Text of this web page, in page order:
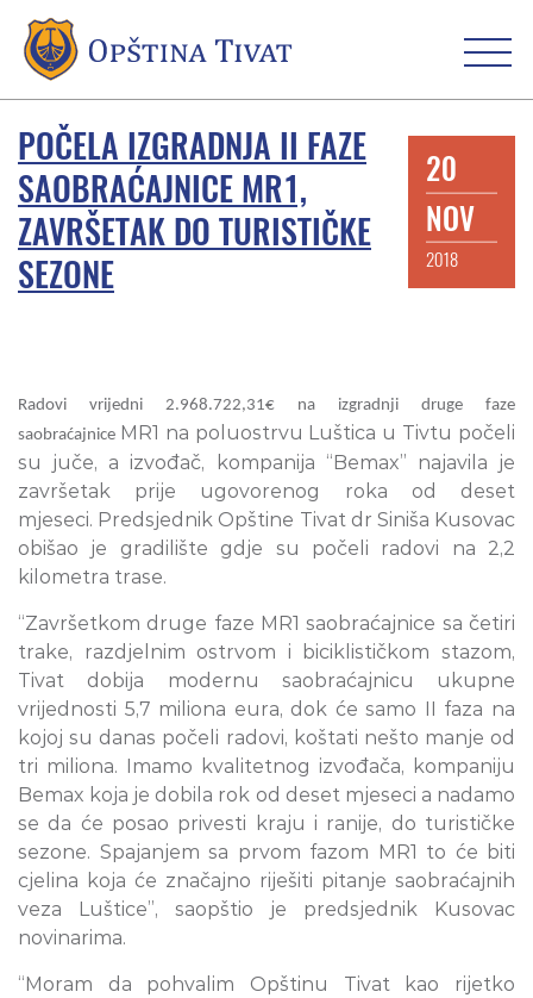
POČELA IZGRADNJA II FAZE
SAOBRAĆAJNICE MR1,
ZAVRŠETAK DO TURISTIČKE
SEZONE
20
NOV
2018
Radovi vrijedni 2.968.722,31€ na izgradnji druge faze
saobraćajnice MR1 na poluostrvu Luštica u Tivtu počeli
su juče, a izvođač, kompanija “Bemax” najavila je
završetak prije ugovorenog roka od deset
mjeseci. Predsjednik Opštine Tivat dr Siniša Kusovac
obišao je gradilište gdje su počeli radovi na 2,2
kilometra trase.
“Završetkom druge faze MR1 saobraćajnice sa četiri
trake, razdjelnim ostrvom i biciklističkom stazom,
Tivat dobija modernu saobraćajnicu ukupne
vrijednosti 5,7 miliona eura, dok će samo II faza na
kojoj su danas počeli radovi, koštati nešto manje od
tri miliona. Imamo kvalitetnog izvođača, kompaniju
Bemax koja je dobila rok od deset mjeseci a nadamo
se da će posao privesti kraju i ranije, do turističke
sezone. Spajanjem sa prvom fazom MR1 to će biti
cjelina koja će značajno riješiti pitanje saobraćajnih
veza Luštice”, saopštio je predsjednik Kusovac
novinarima.
“Moram da pohvalim Opštinu Tivat kao rijetko